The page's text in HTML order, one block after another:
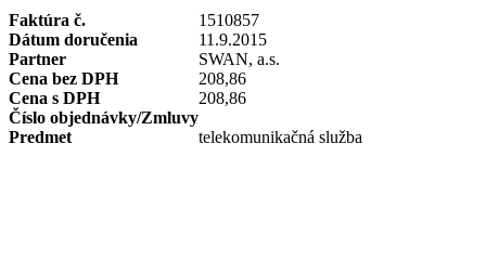
Faktúra č.
1510857
Dátum doručenia
11.9.2015
Partner
SWAN, a.s.
Cena bez DPH
208,86
Cena s DPH
208,86
Číslo objednávky/Zmluvy
Predmet
telekomunikačná služba